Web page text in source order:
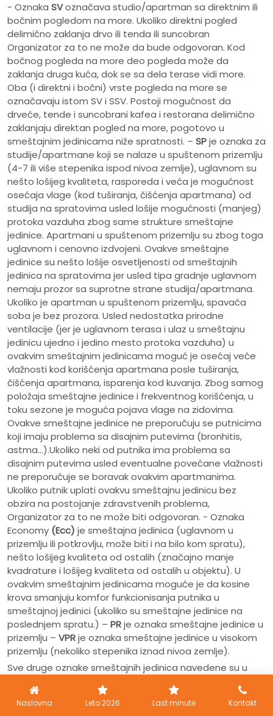
- Oznaka SVoznačava studio/apartman sa direktnim ili
bočnim pogledom na more. Ukoliko direktni pogled
delimično zaklanja drvo ili tenda ili suncobran
Organizator za to ne može da bude odgovoran. Kod
bočnog pogleda na more deo pogleda može da
zaklanja druga kuća, dok se sa dela terase vidi more.
Oba (i direktni i bočni) vrste pogleda na more se
označavaju istom SV i SSV. Postoji mogućnost da
drveće, tende i suncobrani kafea i restorana delimično
zaklanjaju direktan pogled na more, pogotovo u
smeštajnim jedinicama niže spratnosti. – SPje oznaka za
studije/apartmane koji se nalaze u spuštenom prizemlju
(4-7 ili više stepenika ispod nivoa zemlje), uglavnom su
nešto lošijeg kvaliteta, rasporeda i veća je mogućnost
osećaja vlage (kod tuširanja, čišćenja apartmana) od
studija na spratovima usled lošije mogućnosti (manjeg)
protoka vazduha zbog same strukture smeštajne
jedinice. Apartmani u spuštenom prizemlju su zbog toga
uglavnom i cenovno izdvojeni. Ovakve smeštajne
jedinice su nešto lošije osvetljenosti od smeštajnih
jedinica na spratovima jer usled tipa gradnje uglavnom
nemaju prozor sa suprotne strane studija/apartmana.
Ukoliko je apartman u spuštenom prizemlju, spavaća
soba je bez prozora. Usled nedostatka prirodne
ventilacije (jer je uglavnom terasa i ulaz u smeštajnu
jedinicu ujedno i jedino mesto protoka vazduha) u
ovakvim smeštajnim jedinicama moguć je osećaj veće
vlažnosti kod korišćenja apartmana posle tuširanja,
čišćenja apartmana, isparenja kod kuvanja. Zbog samog
položaja smeštajne jedinice i frekventnog korišćenja, u
toku sezone je moguća pojava vlage na zidovima.
Ovakve smeštajne jedinice ne preporučuju se putnicima
koji imaju problema sa disajnim putevima (bronhitis,
astma...).Ukoliko neki od putnika ima problema sa
disajnim putevima usled eventualne povećane vlažnosti
ne preporučuje se boravak ovakvim apartmanima.
Ukoliko putnik uplati ovakvu smeštajnu jedinicu bez
obzira na postojanje zdravstvenih problema,
Organizator za to ne može biti odgovoran. - Oznaka
Economy (Ecc) je smeštajna jedinica (uglavnom u
prizemlju ili potkrovlju, može biti i na bilo kom spratu),
nešto lošijeg kvaliteta od ostalih (značajno manje
kvadrature i lošijeg kvaliteta od ostalih u objektu). U
ovakvim smeštajnim jedinicama moguće je da kosine
krova smanjuju komfor funkcionisanja putnika u
smeštajnoj jedinici (ukoliko su smeštajne jedinice na
poslednjem spratu.) – PRje oznaka smeštajne jedinice u
prizemlju – VPRje oznaka smeštajne jedinice u visokom
prizemlju (nekoliko stepenika iznad nivoa zemlje).
Sve druge oznake smeštajnih jedinica navedene su u
da se upozna. – Kako su turistička mesta severne Grčke
mala i ne postoji kanalizacija već isključivo septičke jame,
Naslovna Leto 2026 Last minute Kontakt